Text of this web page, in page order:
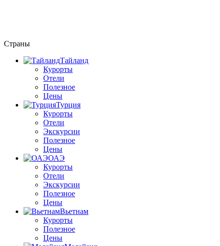
Страны
Тайланд
Курорты
Отели
Полезное
Цены
Турция
Курорты
Отели
Экскурсии
Полезное
Цены
ОАЭ
Курорты
Отели
Экскурсии
Полезное
Цены
Вьетнам
Курорты
Полезное
Цены